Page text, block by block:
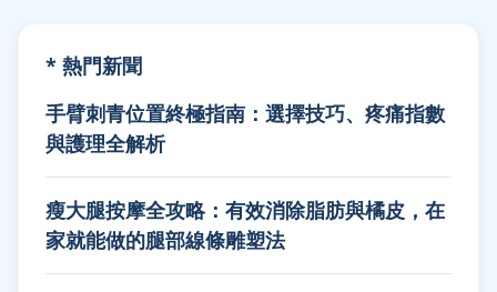
* 熱門新聞
手臂刺青位置終極指南：選擇技巧、疼痛指數
與護理全解析
瘦大腿按摩全攻略：有效消除脂肪與橘皮，在
家就能做的腿部線條雕塑法